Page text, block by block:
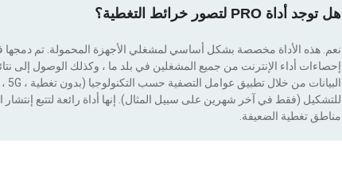
هل توجد أداة PRO لتصور خرائط التغطية؟
نعم. هذه الأداة مخصصة بشكل أساسي لمشغلي الأجهزة المحمولة. تم دمجها
إحصاءات أداء الإنترنت من جميع المشغلين في بلد ما ، وكذلك الوصول إلى
للتشكيل (فقط في آخر شهرين على سبيل المثال). إنها أداة رائعة لتتبع إنتشار
مناطق تغطية الضعيفة.